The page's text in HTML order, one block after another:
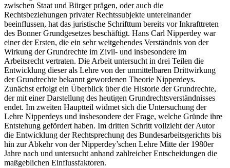
zwischen Staat und Bürger prägen, oder auch die
Rechtsbeziehungen privater Rechtssubjekte untereinander
beeinflussen, hat das juristische Schrifttum bereits vor Inkrafttreten
des Bonner Grundgesetzes beschäftigt. Hans Carl Nipperdey war
einer der Ersten, die ein sehr weitgehendes Verständnis von der
Wirkung der Grundrechte im Zivil- und insbesondere im
Arbeitsrecht vertraten. Die Arbeit untersucht in drei Teilen die
Entwicklung dieser als Lehre von der unmittelbaren Drittwirkung
der Grundrechte bekannt gewordenen Theorie Nipperdeys.
Zunächst erfolgt ein Überblick über die Historie der Grundrechte,
der mit einer Darstellung des heutigen Grundrechtsverständnisses
endet. Im zweiten Hauptteil widmet sich die Untersuchung der
Lehre Nipperdeys und insbesondere der Frage, welche Gründe ihre
Entstehung gefördert haben. Im dritten Schritt vollzieht der Autor
die Entwicklung der Rechtsprechung des Bundesarbeitsgerichts bis
hin zur Abkehr von der Nipperdey’schen Lehre Mitte der 1980er
Jahre nach und untersucht anhand zahlreicher Entscheidungen die
maßgeblichen Einflussfaktoren.